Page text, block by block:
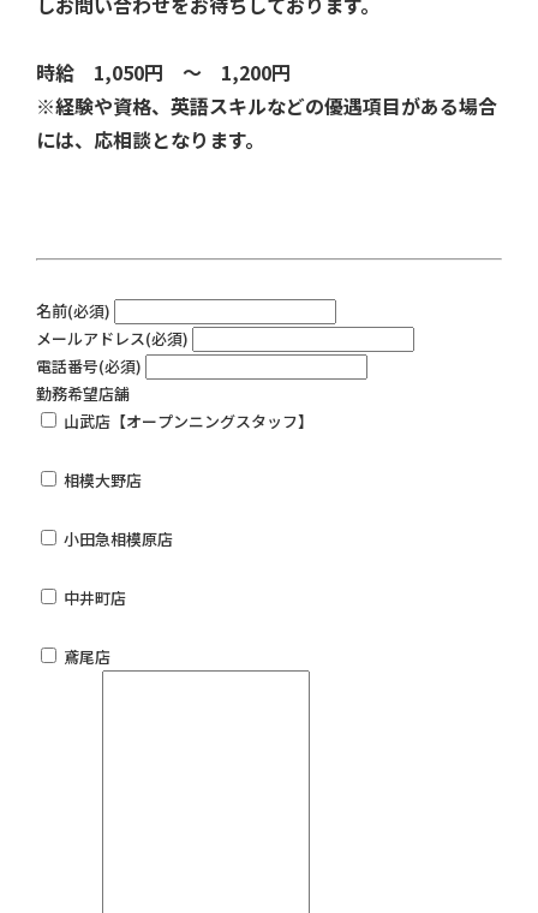
時給 1,050円 ～ 1,200円
※経験や資格、英語スキルなどの優遇項目がある場合
には、応相談となります。
名前(必須)
メールアドレス(必須)
電話番号(必須)
勤務希望店舗
山武店【オープンニングスタッフ】
相模大野店
小田急相模原店
中井町店
鳶尾店